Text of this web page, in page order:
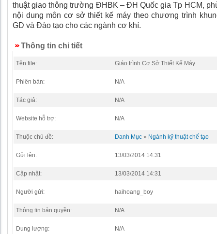
thuật giao thông trường ĐHBK – ĐH Quốc gia Tp HCM,
nội dung môn cơ sở thiết kế máy theo chương trình
GD và Đào tạo cho các ngành cơ khí.
Thông tin chi tiết
Tên file: Giáo trình Cơ Sở Thiết Kế Máy
Phiên bản: N/A
Tác giả: N/A
Website hỗ trợ: N/A
Thuộc chủ đề: Danh Mục» Ngành kỹ thuật chế tạo
Gửi lên: 13/03/2014 14:31
Cập nhật: 13/03/2014 14:31
Người gửi: haihoang_boy
Thông tin bản quyền: N/A
Dung lượng: N/A